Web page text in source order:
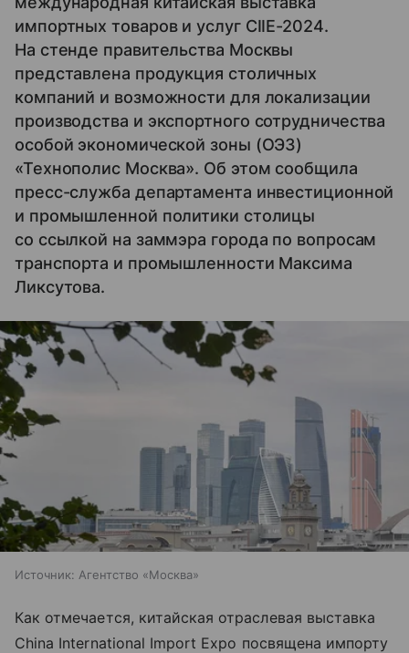
импортных товаров и услуг CIIE-2024.
На стенде правительства Москвы
представлена продукция столичных
компаний и возможности для локализации
производства и экспортного сотрудничества
особой экономической зоны (ОЭЗ)
«Технополис Москва». Об этом сообщила
пресс-служба департамента инвестиционной
и промышленной политики столицы
со ссылкой на заммэра города по вопросам
транспорта и промышленности Максима
Ликсутова.
Источник: Агентство «Москва»
Как отмечается, китайская отраслевая выставка
China International Import Expo посвящена импорту